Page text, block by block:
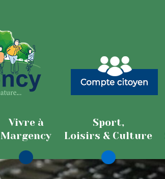
Vivre à
Margency
Sport,
Loisirs & Culture